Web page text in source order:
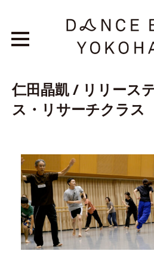
仁田晶凱 / リリース
ス・リサーチクラス